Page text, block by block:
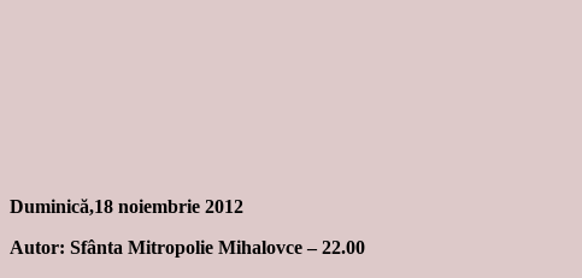
Duminică,18 noiembrie 2012
Autor: Sfânta Mitropolie Mihalovce – 22.00